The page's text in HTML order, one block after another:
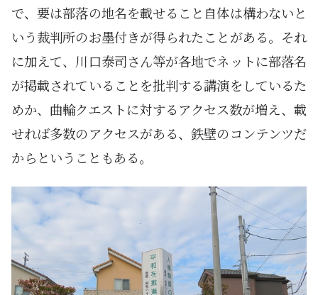
で、要は部落の地名を載せること自体は構わないと
いう裁判所のお墨付きが得られたことがある。それ
に加えて、川口泰司さん等が各地でネットに部落名
が掲載されていることを批判する講演をしているた
めか、曲輪クエストに対するアクセス数が増え、載
せれば多数のアクセスがある、鉄壁のコンテンツだ
からということもある。